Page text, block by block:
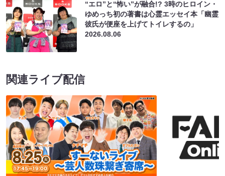
“エロ”と“怖い”が融合!? 3時のヒロイン・
ゆめっち初の著書は心霊エッセイ本「幽霊
彼氏が便座を上げてトイレするの」
2026.08.06
関連ライブ配信